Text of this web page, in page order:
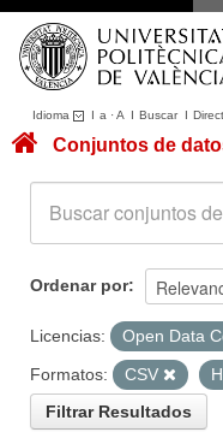
Idioma I a ·A I BuscarI
Conjuntos de datos
Acerca de
Portal de Transparencia
Conjuntos de
Ordenar por
Licencias:
Open Data
Formatos:
CSV
Filtrar Resultados